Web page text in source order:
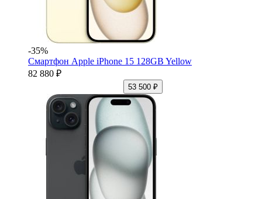
-35%
Смартфон Apple iPhone 15 128GB Yellow
82 880 ₽
53 500 ₽